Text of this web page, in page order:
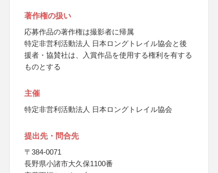
著作権の扱い
応募作品の著作権は撮影者に帰属
特定非営利活動法人 日本ロングトレイル協会と後
援者・協賛社は、入賞作品を使用する権利を有する
ものとする
主催
特定非営利活動法人 日本ロングトレイル協会
提出先・問合先
〒384-0071
長野県小諸市大久保1100番